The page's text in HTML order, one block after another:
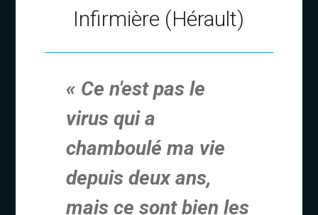
Infirmière (Hérault)
« Ce n'est pas le
virus qui a
chamboulé ma vie
depuis deux ans,
mais ce sont bien les